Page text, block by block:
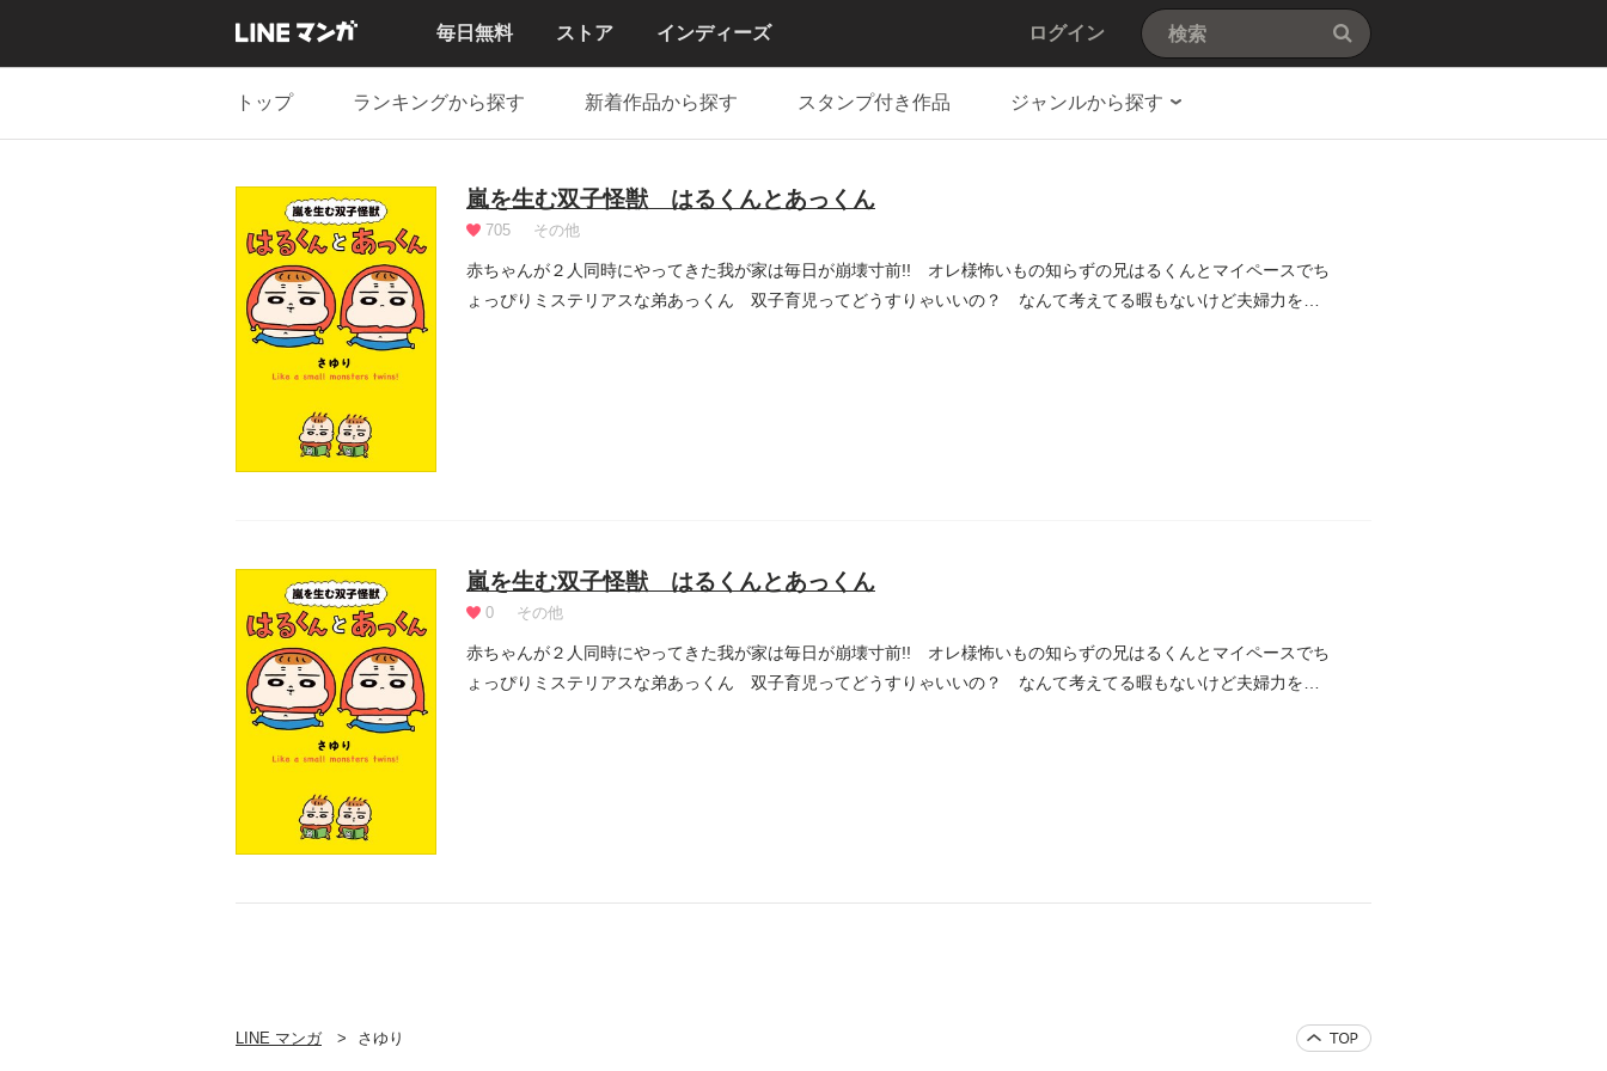
毎日無料 ストア インディーズ ログイン
トップ ランキングから探す 新着作品から探す スタンプ付き作品 ジャンルから探す
嵐を生む双子怪獣 はるくんとあっくん
705 その他
赤ちゃんが２人同時にやってきた我が家は毎日が崩壊寸前!! オレ様怖いもの知らずの兄はるくんとマイペースでち
ょっぴりミステリアスな弟あっくん 双子育児ってどうすりゃいいの？ なんて考えてる暇もないけど夫婦力を合
嵐を生む双子怪獣 はるくんとあっくん
0 その他
赤ちゃんが２人同時にやってきた我が家は毎日が崩壊寸前!! オレ様怖いもの知らずの兄はるくんとマイペースでち
ょっぴりミステリアスな弟あっくん 双子育児ってどうすりゃいいの？ なんて考えてる暇もないけど夫婦力を合
LINE マンガ さゆり